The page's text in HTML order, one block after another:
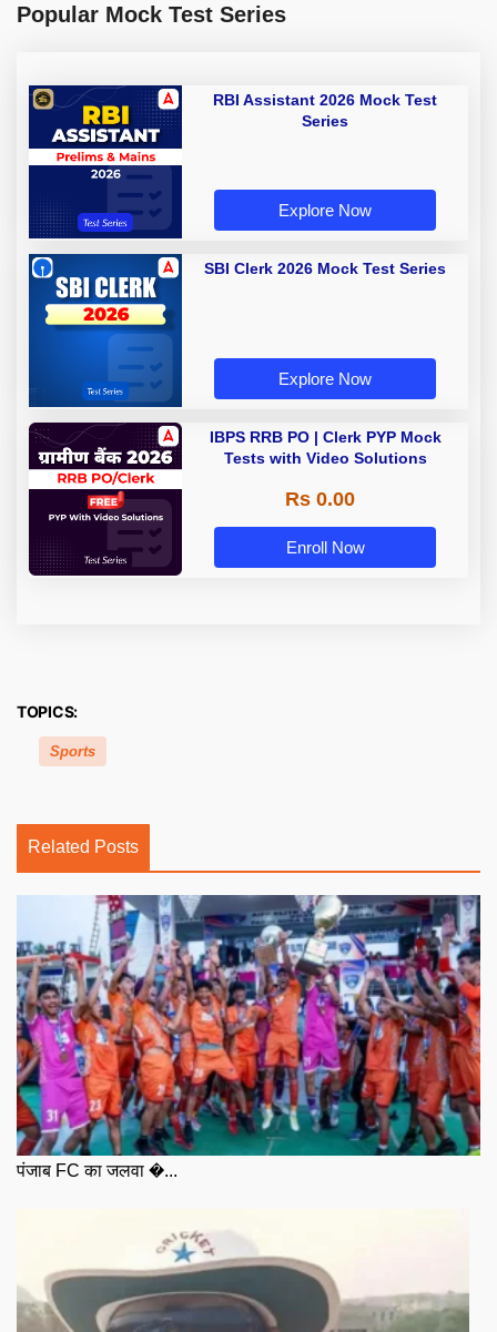
Popular Mock Test Series
RBI Assistant 2026 Mock Test
Series
Explore Now
SBI Clerk 2026 Mock Test Series
Explore Now
IBPS RRB PO | Clerk PYP Mock
Tests with Video Solutions
Rs 0.00
Enroll Now
TOPICS:
Sports
Related Posts
पंजाब FC का जलवा �...